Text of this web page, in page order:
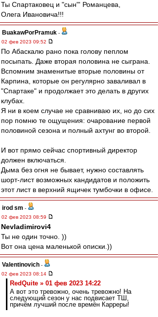
Ты Спартаковец и "сын"' Романцева,
Олега Ивановича!!!
BuakawPorPramuk -
02 фев 2023 09:52
По Абаскалю рано пока голову пеплом
посыпать. Даже вторая половина не сыграна.
Вспомним знаменитые вторые половины от
Карпина, которые он регулярно заваливал в
"Спартаке" и продолжает это делать в других
клубах.
Я ни в коем случае не сравниваю их, но до сих
пор помню те ощущения: очарование первой
половиной сезона и полный ахтунг во второй.
И вот прямо сейчас спортивный директор
должен включаться.
Дыма без огня не бывает, нужно составлять
шорт-лист возможных кандидатов и положить
этот лист в верхний ящичек тумбочки в офисе.
irod sm -
02 фев 2023 08:59
Nevladimirovi4
Ты не один точно. ))
Вот она цена маленькой описки.))
Valentinovich -
02 фев 2023 08:14
RedQuite » 01 фев 2023 14:22
А вот это тревожно, очень тревожно! На
следующий сезон у нас подвисает ТШ,
причём лучший после времён Карреры!